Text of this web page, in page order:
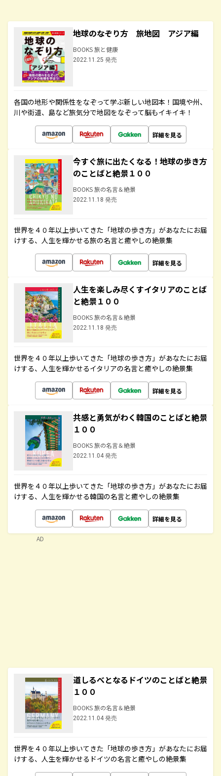
地球のなぞり方 旅地図 アジア編
BOOKS 旅と健康
2022.11.25 発売
各国の地形や関係性をなぞって学ぶ新しい地図本！国境や州、
川や街道、島など旅気分で地図をなぞって脳もイキイキ！
詳細を見る
今すぐ旅に出たくなる！地球の歩き方
のことばと絶景１００
BOOKS 旅の名言＆絶景
2022.11.18 発売
世界を４０年以上歩いてきた「地球の歩き方」があなたにお届
けする、人生を輝かせる旅の名言と癒やしの絶景集
詳細を見る
人生を楽しみ尽くすイタリアのことば
と絶景１００
BOOKS 旅の名言＆絶景
2022.11.18 発売
世界を４０年以上歩いてきた「地球の歩き方」があなたにお届
けする、人生を輝かせるイタリアの名言と癒やしの絶景集
詳細を見る
共感と勇気がわく韓国のことばと絶景
１００
BOOKS 旅の名言＆絶景
2022.11.04 発売
世界を４０年以上歩いてきた「地球の歩き方」があなたにお届
けする、人生を輝かせる韓国の名言と癒やしの絶景集
詳細を見る
道しるべとなるドイツのことばと絶景
１００
BOOKS 旅の名言＆絶景
2022.11.04 発売
世界を４０年以上歩いてきた「地球の歩き方」があなたにお届
けする、人生を輝かせるドイツの名言と癒やしの絶景集
AD